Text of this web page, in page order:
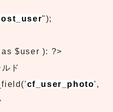
");
$user ): ?>
ド
cf_user_photo',